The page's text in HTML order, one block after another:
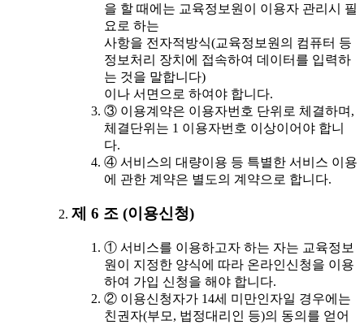
을 할 때에는 교육정보원이 이용자 관리시 필
요로 하는
사항을 전자적방식(교육정보원의 컴퓨터 등
정보처리 장치에 접속하여 데이터를 입력하
는 것을 말합니다)
이나 서면으로 하여야 합니다.
③ 이용계약은 이용자번호 단위로 체결하며,
체결단위는 1 이용자번호 이상이어야 합니
다.
④ 서비스의 대량이용 등 특별한 서비스 이용
에 관한 계약은 별도의 계약으로 합니다.
제 6 조 (이용신청)
① 서비스를 이용하고자 하는 자는 교육정보
원이 지정한 양식에 따라 온라인신청을 이용
하여 가입 신청을 해야 합니다.
② 이용신청자가 14세 미만인자일 경우에는
친권자(부모, 법정대리인 등)의 동의를 얻어